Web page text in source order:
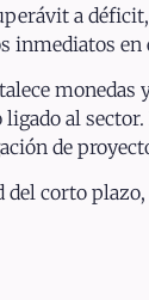
a
inmediatos
al
de
corto